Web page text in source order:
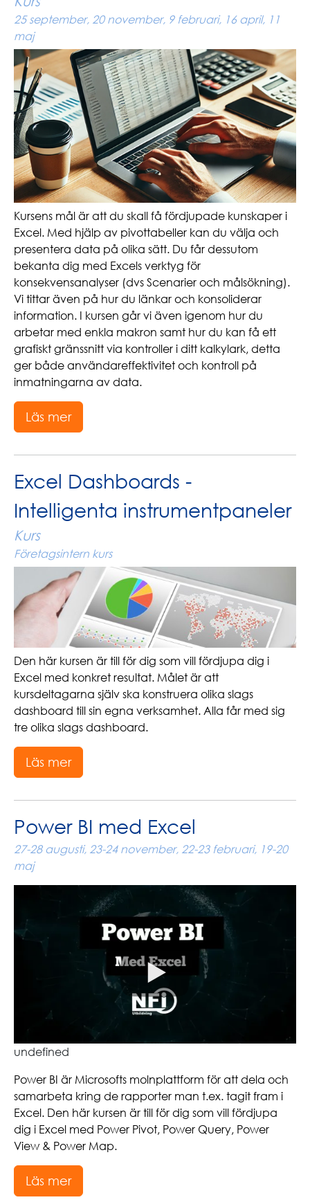
25 september, 20 november, 9 februari, 16 april, 11
maj
Kursens mål är att du skall få fördjupade kunskaper i
Excel. Med hjälp av pivottabeller kan du välja och
presentera data på olika sätt. Du får dessutom
bekanta dig med Excels verktyg för
konsekvensanalyser (dvs Scenarier och målsökning).
Vi tittar även på hur du länkar och konsoliderar
information. I kursen går vi även igenom hur du
arbetar med enkla makron samt hur du kan få ett
grafiskt gränssnitt via kontroller i ditt kalkylark, detta
ger både användareffektivitet och kontroll på
inmatningarna av data.
Läs mer
Excel Dashboards -
Intelligenta instrumentpaneler
Kurs
Företagsintern kurs
Den här kursen är till för dig som vill fördjupa dig i
Excel med konkret resultat. Målet är att
kursdeltagarna själv ska konstruera olika slags
dashboard till sin egna verksamhet. Alla får med sig
tre olika slags dashboard.
Läs mer
Power BI med Excel
27-28 augusti, 23-24 november, 22-23 februari, 19-20
maj
undefined
Power BI är Microsofts molnplattform för att dela och
samarbeta kring de rapporter man t.ex. tagit fram i
Excel. Den här kursen är till för dig som vill fördjupa
dig i Excel med Power Pivot, Power Query, Power
View & Power Map.
Läs mer